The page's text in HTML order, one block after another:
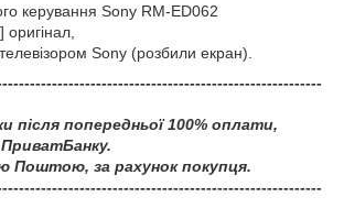
керування Sony RM-ED062
Sony (розбили екран).
після попередньої 100% оплати,
Поштою, за рахунок покупця.